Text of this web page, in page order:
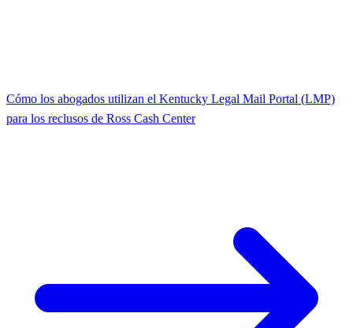
Cómo los abogados utilizan el Kentucky Legal Mail Portal (LMP)
para los reclusos de Ross Cash Center